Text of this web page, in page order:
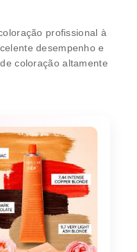
profissional à
desempenho e
coloração altamente